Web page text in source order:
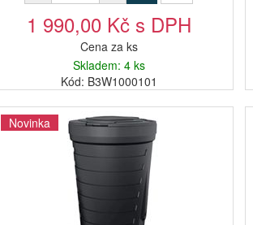
1 990,00 Kč s DPH
Cena za ks
Skladem: 4 ks
Kód: B3W1000101
Novinka